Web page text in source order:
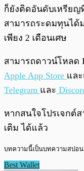
ก็ยังติดอันดับเหรียญ
สามารถระดมทุนได้
เพียง 2 เดือนเศษ
สามารถดาวน์โหลด
Apple App Store แล
Telegram และ
หากสนใจโปรเจกต์
เติม ได้แล้ว
บทความนี้เป็นบทความสปอน
Best Wallet